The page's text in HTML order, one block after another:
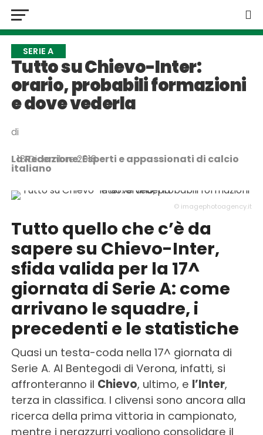
SERIE A
Tutto su Chievo-Inter:
orario, probabili formazioni
e dove vederla
di
La Redazione: Esperti e appassionati di calcio
italiano
18 Dicembre 2018
© imagephotoagency.it
Tutto quello che c’è da
sapere su Chievo-Inter,
sfida valida per la 17^
giornata di Serie A: come
arrivano le squadre, i
precedenti e le statistiche
Quasi un testa-coda nella 17^ giornata di
Serie A. Al Bentegodi di Verona, infatti, si
affronteranno il Chievo, ultimo, e l’Inter,
terza in classifica. I clivensi sono ancora alla
ricerca della prima vittoria in campionato,
mentre i nerazzurri vogliono consolidare il